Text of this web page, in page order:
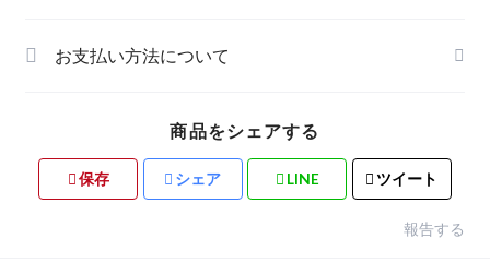
お支払い方法について
商品をシェアする
保存 シェア LINE ツイート
報告する